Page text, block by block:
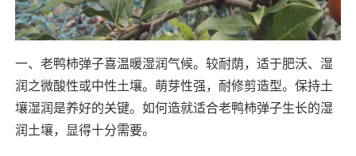
一、老鸭柿弹子喜温暖湿润气候。较耐荫，适于肥沃、湿
润之微酸性或中性土壤。萌芽性强，耐修剪造型。保持土
壤湿润是养好的关键。如何造就适合老鸭柿弹子生长的湿
润土壤，显得十分需要。